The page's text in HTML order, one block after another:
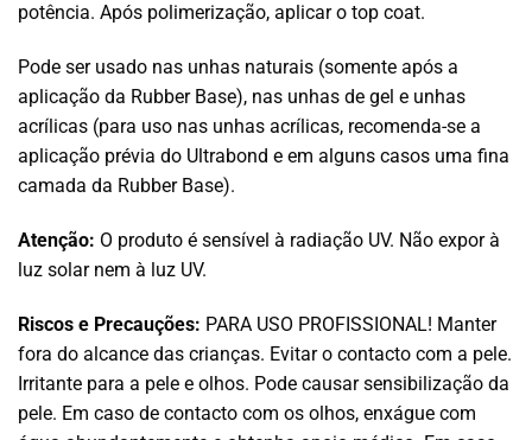
potência. Após polimerização, aplicar o top coat.
Pode ser usado nas unhas naturais (somente após a
aplicação da Rubber Base), nas unhas de gel e unhas
acrílicas (para uso nas unhas acrílicas, recomenda-se a
aplicação prévia do Ultrabond e em alguns casos uma fina
camada da Rubber Base).
Atenção: O produto é sensível à radiação UV. Não expor à
luz solar nem à luz UV.
Riscos e Precauções: PARA USO PROFISSIONAL! Manter
fora do alcance das crianças. Evitar o contacto com a pele.
Irritante para a pele e olhos. Pode causar sensibilização da
pele. Em caso de contacto com os olhos, enxágue com